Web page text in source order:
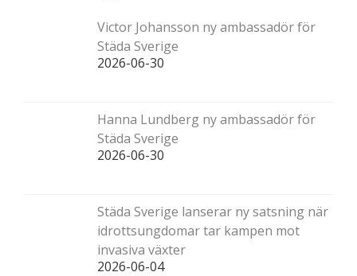
Victor Johansson ny ambassadör för
Städa Sverige
2026-06-30
Hanna Lundberg ny ambassadör för
Städa Sverige
2026-06-30
Städa Sverige lanserar ny satsning när
idrottsungdomar tar kampen mot
invasiva växter
2026-06-04